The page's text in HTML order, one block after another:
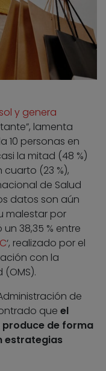
y genera
lamenta
10 personas en
la mitad (48 %)
(23 %),
de Salud
datos son aún
malestar por
38,35 % entre
‘, realizado por el
con la
de
que el
de forma
estrategias